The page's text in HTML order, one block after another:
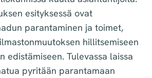
esityksessä ovat
parantaminen ja toimet,
hillitsemiseen
edistämiseen. Tulevassa laissa
pyritään parantamaan